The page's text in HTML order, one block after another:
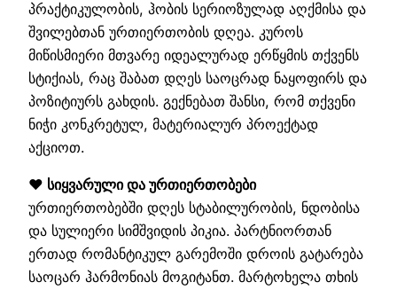
პრაქტიკულობის, ჰობის სერიოზულად აღქმისა და
შვილებთან ურთიერთობის დღეა. კუროს
მიწისმიერი მთვარე იდეალურად ერწყმის თქვენს
სტიქიას, რაც შაბათ დღეს საოცრად ნაყოფირს და
პოზიტიურს გახდის. გექნებათ შანსი, რომ თქვენი
ნიჭი კონკრეტულ, მატერიალურ პროექტად
აქციოთ.
❤️ სიყვარული და ურთიერთობები
ურთიერთობებში დღეს სტაბილურობის, ნდობისა
და სულიერი სიმშვიდის პიკია. პარტნიორთან
ერთად რომანტიკულ გარემოში დროის გატარება
საოცარ ჰარმონიას მოგიტანთ. მარტოხელა თხის